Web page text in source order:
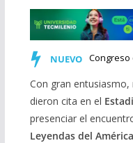
NUEVO
Con gran entusiasmo,
dieron cita en el
presenciar el
Leyendas del América